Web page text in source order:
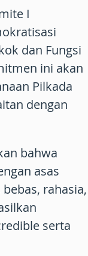
I
dan Fungsi
ini akan
Pilkada
dengan
bahwa
asas
rahasia,
serta